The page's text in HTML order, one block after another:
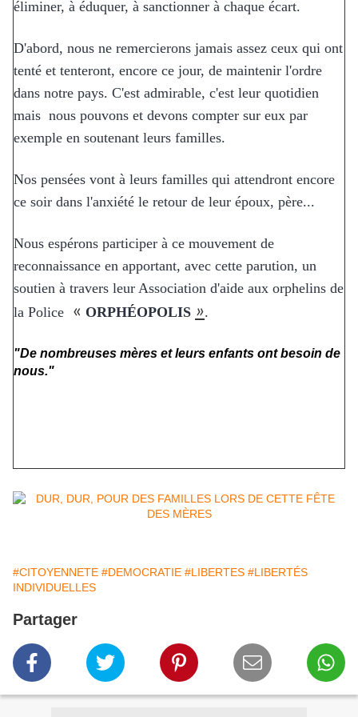
éliminer, à éduquer, à sanctionner à chaque écart.
D'abord, nous ne remercierons jamais assez ceux qui ont
tenté et tenteront, encore ce jour, de maintenir l'ordre
dans notre pays. C'est admirable, c'est leur quotidien
mais nous pouvons et devons compter sur eux par
exemple en soutenant leurs familles.
Nos pensées vont à leurs familles qui attendront encore
ce soir dans l'anxiété le retour de leur époux, père...
Nous espérons participer à ce mouvement de
reconnaissance en apportant, avec cette parution, un
soutien à travers leur Association d'aide aux orphelins de
la Police « ORPHÉOPOLIS ».
"De nombreuses mères et leurs enfants ont besoin de
nous."
#CITOYENNETE #DEMOCRATIE #LIBERTES #LIBERTÉS
INDIVIDUELLES
Partager